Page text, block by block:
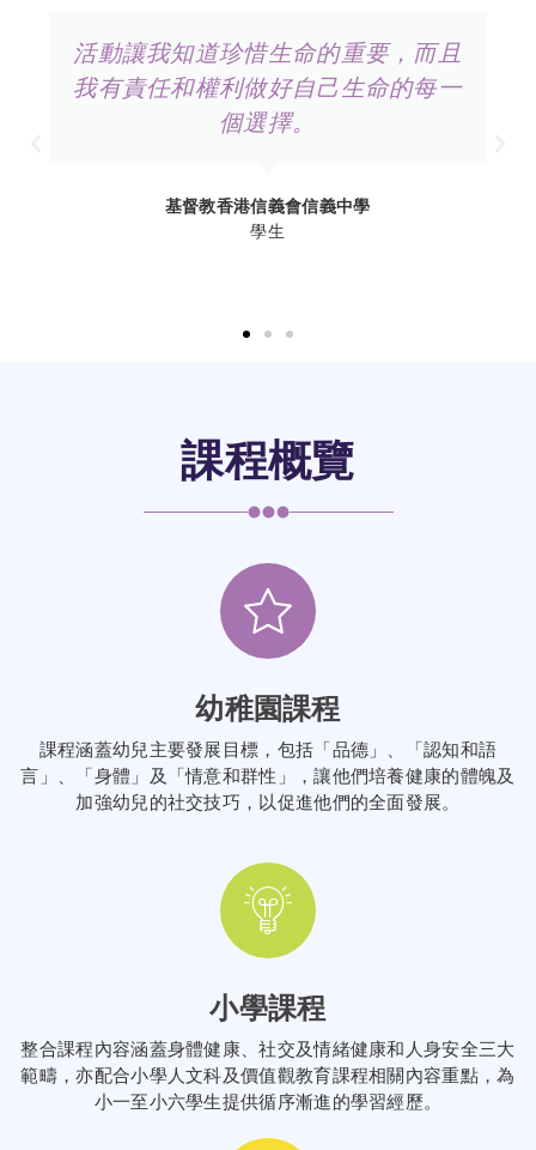
活動讓我知道珍惜生命的重要，而且
我有責任和權利做好自己生命的每一
個選擇。
基督教香港信義會信義中學
學生
課程概覽
幼稚園課程
課程涵蓋幼兒主要發展目標，包括「品德」、「認知和語
言」、「身體」及「情意和群性」，讓他們培養健康的體魄及
加強幼兒的社交技巧，以促進他們的全面發展。
小學課程
整合課程內容涵蓋身體健康、社交及情緒健康和人身安全三大
範疇，亦配合小學人文科及價值觀教育課程相關內容重點，為
小一至小六學生提供循序漸進的學習經歷。